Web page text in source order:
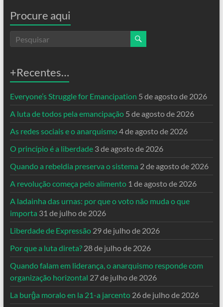
Procure aqui
+Recentes…
Everyone’s Struggle for Emancipation 5 de agosto de 2026
A luta de todos pela emancipação 5 de agosto de 2026
As redes sociais e o anarquismo4 de agosto de 2026
O princípio é a liberdade 3 de agosto de 2026
Quando a rebeldia preserva o sistema 2 de agosto de 2026
A revolução começa pelo alimento 1 de agosto de 2026
A ladainha das urnas: por que o voto não muda o que
importa 31 de julho de 2026
Liberdade de Expressão 29 de julho de 2026
Por que a luta direta? 28 de julho de 2026
Quando falam em liderança, o anarquismo responde com
organização horizontal 27 de julho de 2026
La burĝa moralo en la 21-a jarcento 26 de julho de 2026